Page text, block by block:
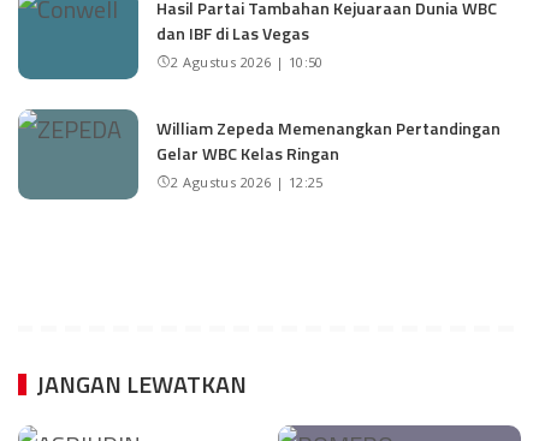
Hasil Partai Tambahan Kejuaraan Dunia WBC
dan IBF di Las Vegas
2 Agustus 2026 | 10:50
William Zepeda Memenangkan Pertandingan
Gelar WBC Kelas Ringan
2 Agustus 2026 | 12:25
JANGAN LEWATKAN